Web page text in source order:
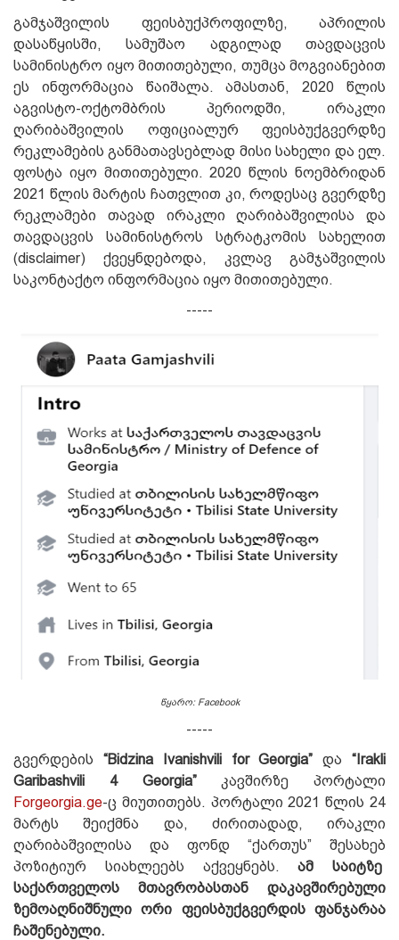
გამჯაშვილის ფეისბუქპროფილზე, აპრილის
დასაწყისში, სამუშაო ადგილად თავდაცვის
სამინისტრო იყო მითითებული, თუმცა მოგვიანებით
ეს ინფორმაცია წაიშალა. ამასთან, 2020 წლის
აგვისტო-ოქტომბრის პერიოდში, ირაკლი
ღარიბაშვილის ოფიციალურ ფეისბუქგვერდზე
რეკლამების განმათავსებლად მისი სახელი და ელ.
ფოსტა იყო მითითებული. 2020 წლის ნოემბრიდან
2021 წლის მარტის ჩათვლით კი, როდესაც გვერდზე
რეკლამები თავად ირაკლი ღარიბაშვილისა და
თავდაცვის სამინისტროს სტრატკომის სახელით
(disclaimer) ქვეყნდებოდა, კვლავ გამჯაშვილის
საკონტაქტო ინფორმაცია იყო მითითებული.
-----
წყარო: Facebook
-----
გვერდების “Bidzina Ivanishvili for Georgia” და“Irakli
Garibashvili 4 Georgia”კავშირზე პორტალი
Forgeorgia.ge-ც მიუთითებს. პორტალი 2021 წლის 24
მარტს შეიქმნა და, ძირითადად, ირაკლი
ღარიბაშვილისა და ფონდ “ქართუს” შესახებ
პოზიტიურ სიახლეებს აქვეყნებს.ამ საიტზე
საქართველოს მთავრობასთან დაკავშირებული
ზემოაღნიშნული ორი ფეისბუქგვერდის ფანჯარაა
ჩაშენებული.